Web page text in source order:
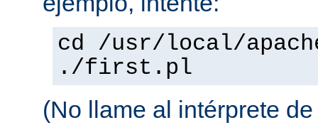
cd /usr/local/
./first.pl
(No llame al intérprete